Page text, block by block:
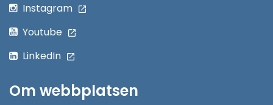
Instagram
Youtube
LinkedIn
Om webbplatsen